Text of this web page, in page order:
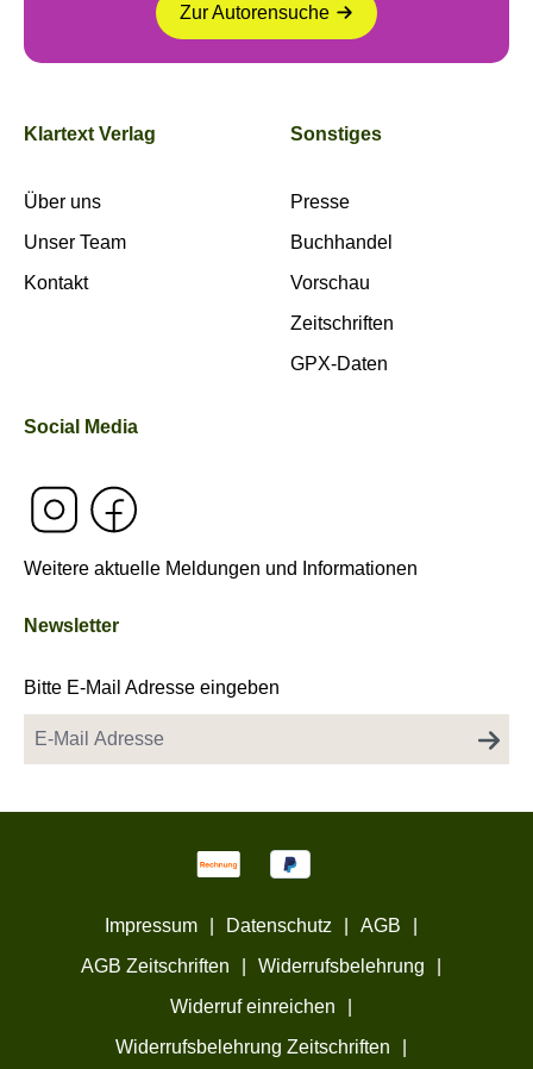
Zur Autorensuche
Klartext Verlag
Über uns
Unser Team
Kontakt
Sonstiges
Presse
Buchhandel
Vorschau
Zeitschriften
GPX-Daten
Social Media
Weitere aktuelle Meldungen und Informationen
Newsletter
Bitte E-Mail Adresse eingeben
Impressum Datenschutz AGB
AGB Zeitschriften
Widerrufsbelehrung
Widerruf einreichen
Widerrufsbelehrung Zeitschriften